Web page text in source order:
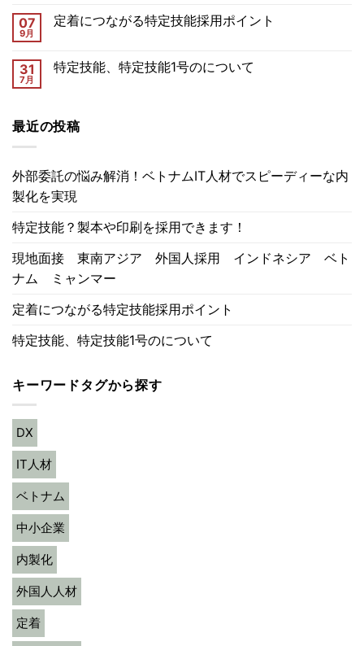
07
9月
定着につながる特定技能採用ポイント
31
7月
特定技能、特定技能1号のについて
最近の投稿
外部委託の悩み解消！ベトナムIT人材でスピーディーな内
製化を実現
特定技能？製本や印刷を採用できます！
現地面接 東南アジア 外国人採用 インドネシア ベト
ナム ミャンマー
定着につながる特定技能採用ポイント
特定技能、特定技能1号のについて
キーワードタグから探す
DX
IT人材
ベトナム
中小企業
内製化
外国人人材
定着